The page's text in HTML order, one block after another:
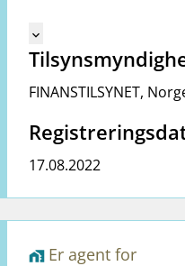
Mangler tekst for
keyboard_arrow_down
FINANSTILSYNET,
17.08.2022
home_work Er agent for